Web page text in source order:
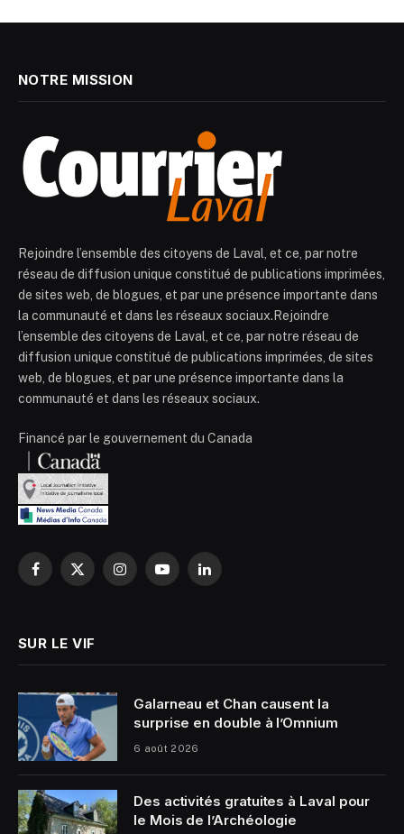
NOTRE MISSION
Rejoindre l’ensemble des citoyens de Laval, et ce, par notre
réseau de diffusion unique constitué de publications imprimées,
de sites web, de blogues, et par une présence importante dans
la communauté et dans les réseaux sociaux.Rejoindre
l’ensemble des citoyens de Laval, et ce, par notre réseau de
diffusion unique constitué de publications imprimées, de sites
web, de blogues, et par une présence importante dans la
communauté et dans les réseaux sociaux.
Financé par le gouvernement du Canada
Facebook
X
InstagramYouTubeLinkedIn
SUR LE VIF
Galarneau et Chan causent la
surprise en double à l’Omnium
6 août 2026
Des activités gratuites à Laval pour
le Mois de l’Archéologie